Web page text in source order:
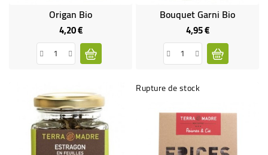
Origan Bio
4,20 €Prix
Bouquet Garni Bio
4,95 €Prix
Rupture de stock